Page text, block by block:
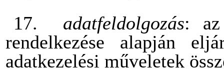
17.
adatfeldolgozás: az
rendelkezése alapján
adatkezelési műveletek